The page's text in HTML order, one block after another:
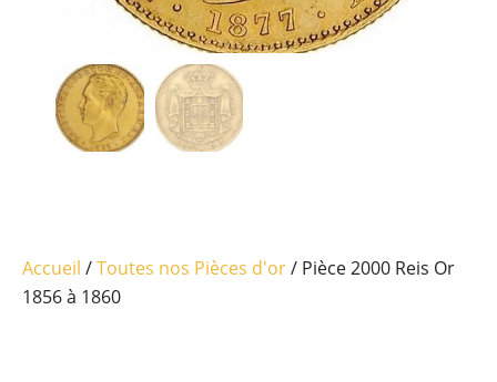
Accueil /Toutes nos Pièces d'or/ Pièce 2000 Reis Or
1856 à 1860